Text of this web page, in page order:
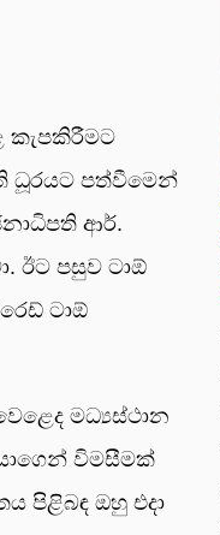
කැපකිරීමට
ධූරයට පත්වීමෙන්
ආර්.
ඊට පසුව ටාඕ
ටාඕ
මධ්‍යස්ථාන
විමසීමක්
පිළිබඳ ඔහු එදා